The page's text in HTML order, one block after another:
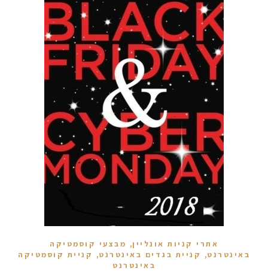
אתרי קניות אונליין, מבצעי קוסמטיקה
באינטרנט, קניית בגדים באינטרנט, קניית קוסמטיקה
באינטרנט